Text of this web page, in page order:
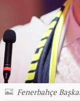
Fenerbahçe